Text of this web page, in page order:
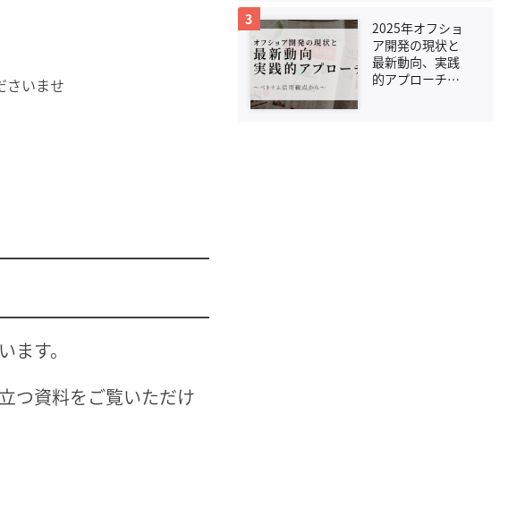
さいませ
す。
つ資料をご覧いただけ
3
2025年オフショ
ア開発の現状と
最新動向、実践
的アプローチ：